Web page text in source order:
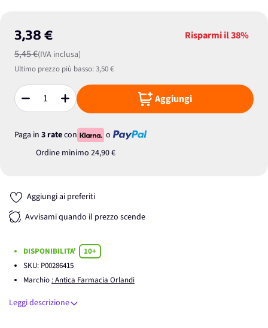
3,38 €
5,45 €(IVA inclusa)
Risparmi il38%
Ultimo prezzo più basso:3,50 €
Quantità Aggiungi
Paga in 3 ratecon
o
Ordine minimo 24,90 €
Aggiungi ai preferiti
Avvisami quando il prezzo scende
DISPONIBILITA'
10+
SKU: P00286415
Marchio : Antica Farmacia Orlandi
Leggi descrizione